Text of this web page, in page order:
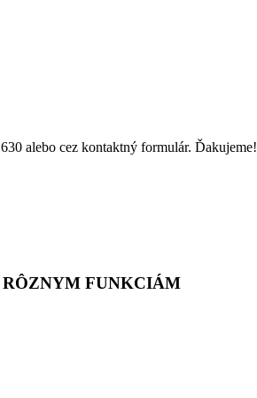
alebo cez kontaktný formulár. Ďakujeme!
RÔZNYM FUNKCIÁM